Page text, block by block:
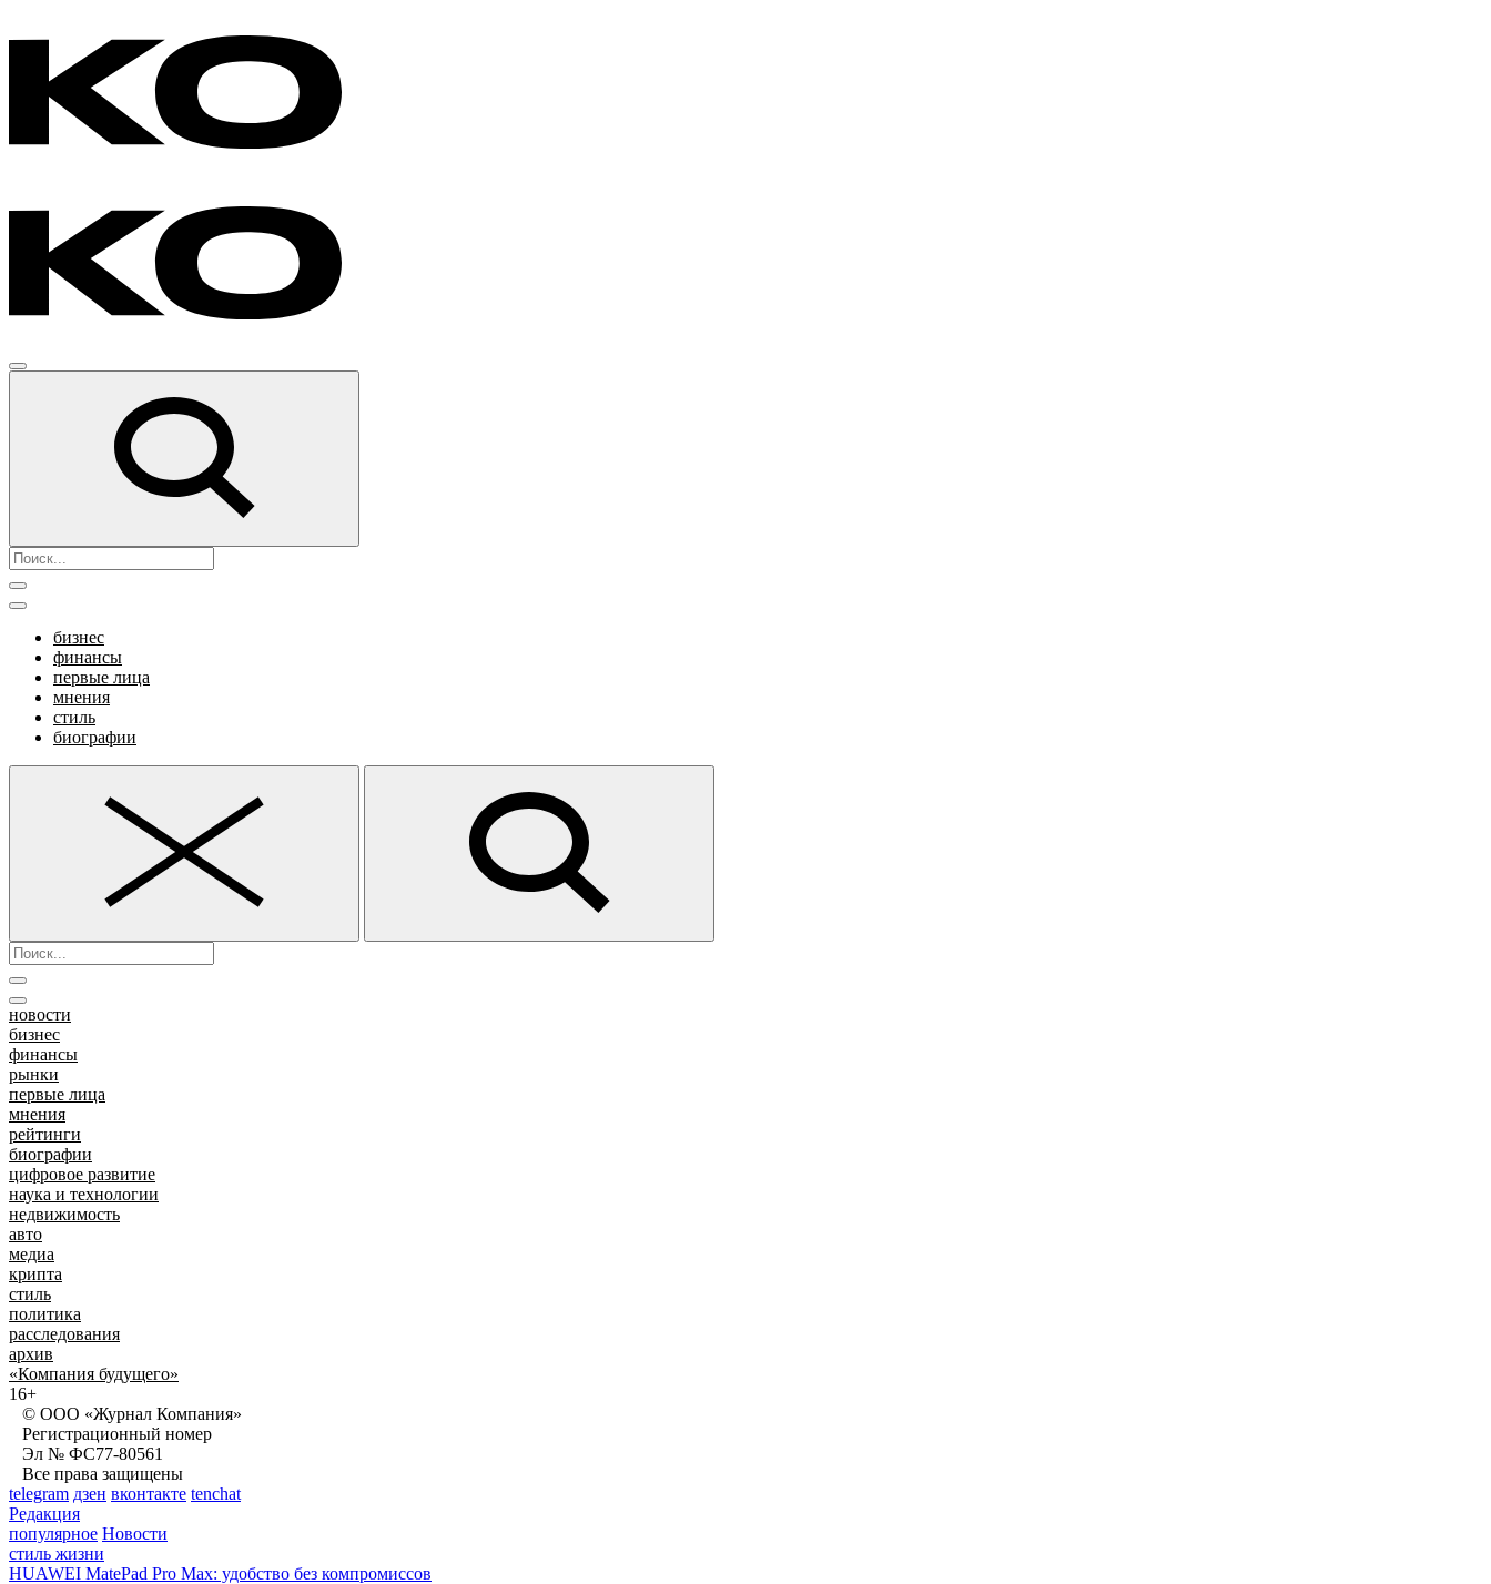
бизнес
финансы
первые лица
мнения
стиль
биографии
новости
бизнес
финансы
рынки
первые лица
мнения
рейтинги
биографии
цифровое развитие
наука и технологии
недвижимость
авто
медиа
крипта
стиль
политика
расследования
архив
«Компания будущего»
16+
© ООО «Журнал Компания»
Регистрационный номер
Эл № ФС77-80561
Все права защищены
telegram дзен вконтакте tenchat
Редакция
популярное Новости
стиль жизни
HUAWEI MatePad Pro Max: удобство без компромиссов